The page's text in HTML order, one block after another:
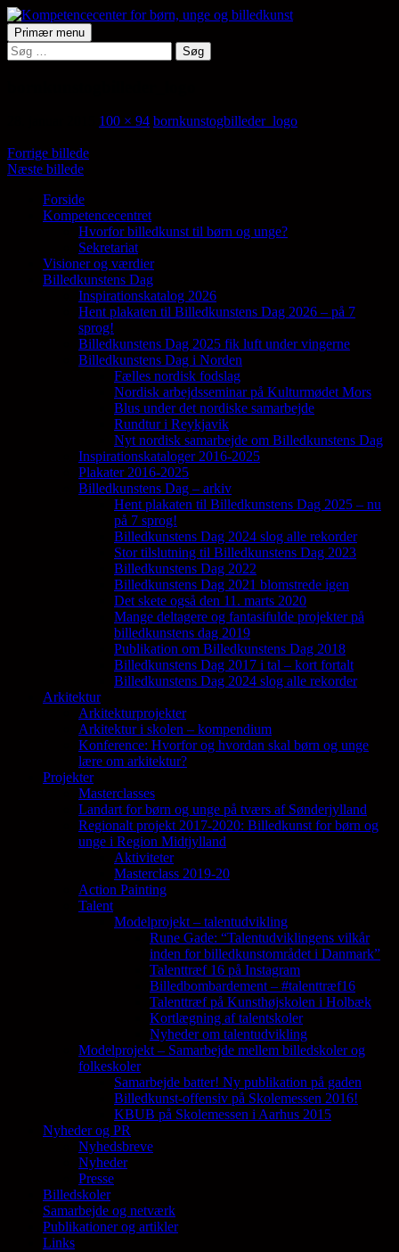
Hop
til
indhold
Kompetencecenter for børn,
SøgPrimær menu
Søg
efter:
100 × 94 bornkunstogbilleder_logo
Forrige billede
Næste billede
Samler en lang række aktører på tværs af
den billedkunstneriske fødekæde
Forside
Kompetencecentret
Hvorfor billedkunst til børn og unge?
Sekretariat
Visioner og værdier
Billedkunstens Dag
Inspirationskatalog 2026
Hent plakaten til Billedkunstens Dag 2026 – på 7
sprog!
Billedkunstens Dag 2025 fik luft under vingerne
Billedkunstens Dag i Norden
Fælles nordisk fodslag
Nordisk arbejdsseminar på Kulturmødet Mors
Blus under det nordiske samarbejde
Rundtur i Reykjavik
Nyt nordisk samarbejde om Billedkunstens Dag
Inspirationskataloger 2016-2025
Plakater 2016-2025
Billedkunstens Dag – arkiv
Hent plakaten til Billedkunstens Dag 2025 – nu
på 7 sprog!
Billedkunstens Dag 2024 slog alle rekorder
Stor tilslutning til Billedkunstens Dag 2023
Billedkunstens Dag 2022
Billedkunstens Dag 2021 blomstrede igen
Det skete også den 11. marts 2020
Mange deltagere og fantasifulde projekter på
billedkunstens dag 2019
Publikation om Billedkunstens Dag 2018
Billedkunstens Dag 2017 i tal – kort fortalt
Billedkunstens Dag 2024 slog alle rekorder
Arkitektur
Arkitekturprojekter
Arkitektur i skolen – kompendium
Konference: Hvorfor og hvordan skal børn og unge
lære om arkitektur?
Projekter
Masterclasses
Landart for børn og unge på tværs af Sønderjylland
Regionalt projekt 2017-2020: Billedkunst for børn og
unge i Region Midtjylland
Aktiviteter
Masterclass 2019-20
Action Painting
Talent
Modelprojekt – talentudvikling
Rune Gade: “Talentudviklingens vilkår
inden for billedkunstområdet i Danmark”
Talenttræf 16 på Instagram
Billedbombardement – #talenttræf16
Talenttræf på Kunsthøjskolen i Holbæk
Kortlægning af talentskoler
Nyheder om talentudvikling
Modelprojekt – Samarbejde mellem billedskoler og
folkeskoler
Samarbejde batter! Ny publikation på gaden
Billedkunst-offensiv på Skolemessen 2016!
KBUB på Skolemessen i Aarhus 2015
Nyheder og PR
Nyhedsbreve
Nyheder
Presse
Billedskoler
Samarbejde og netværk
Publikationer og artikler
Links